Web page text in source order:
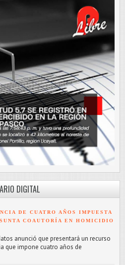
DIGITAL
DE CUATRO AÑOS IMPUESTA
COAUTORÍA EN HOMICIDIO
anunció que presentará un recurso
que impone cuatro años de